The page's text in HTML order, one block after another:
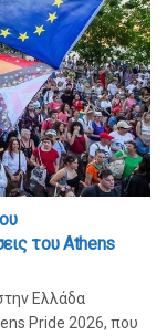
του Athens
Ελλάδα
Pride 2026, που